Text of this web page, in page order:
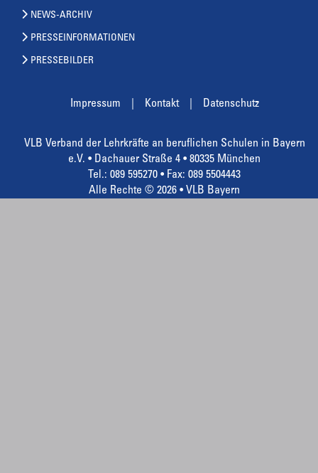
NEWS-ARCHIV
PRESSEINFORMATIONEN
PRESSEBILDER
Impressum Kontakt Datenschutz
VLB Verband der Lehrkräfte an beruflichen Schulen in Bayern
e.V. • Dachauer Straße 4 • 80335 München
Tel.: 089 595270 • Fax: 089 5504443
Alle Rechte © 2026 • VLB Bayern